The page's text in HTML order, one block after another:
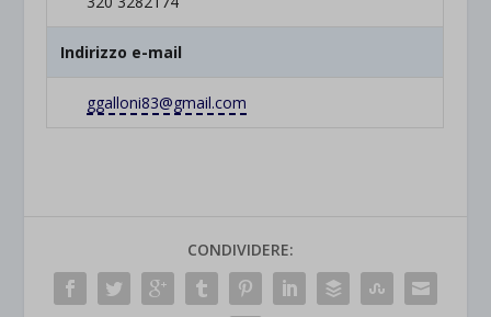
Indirizzo e-mail
ggalloni83@gmail.com
CONDIVIDERE: